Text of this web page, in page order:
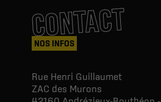
CONTACT
NOS INFOS
Rue Henri Guillaumet
ZAC des Murons